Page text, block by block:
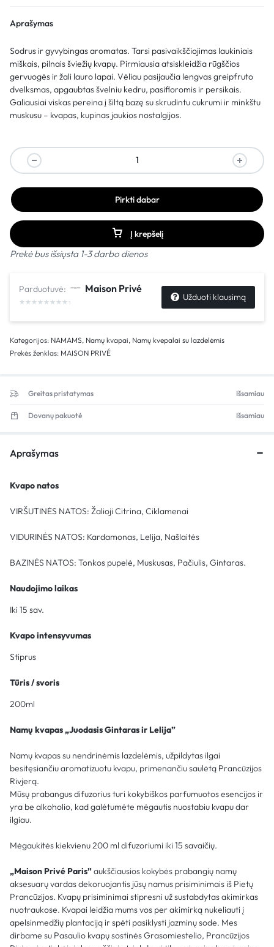
Aprašymas
Sodrus ir gyvybingas aromatas. Tarsi pasivaikščiojimas laukiniais
miškais, pilnais šviežių kvapų. Pirmiausia atsiskleidžia rūgščios
gervuogės ir žali lauro lapai. Vėliau pasijaučia lengvas greipfruto
dvelksmas, apgaubtas švelniu kedru, pasifloromis ir persikais.
Galiausiai viskas pereina į šiltą bazę su skrudintu cukrumi ir minkštu
muskusu – kvapas, kupinas jaukios nostalgijos.
Į krepšelį
Pirkti dabar
Prekė bus išsiųsta 1-3 darbo dienos
Parduotuvė: Maison Privé
Užduoti klausimą
Kategorijos: NAMAMS, Namų kvapai, Namų kvepalai su lazdelėmis
Prekės ženklas: MAISON PRIVÉ
Greitas pristatymas Išsamiau
Dovanų pakuotė Išsamiau
Aprašymas
Kvapo natos
VIRŠUTINĖS NATOS: Žalioji Citrina, Ciklamenai
VIDURINĖS NATOS: Kardamonas, Lelija, Našlaitės
BAZINĖS NATOS: Tonkos pupelė, Muskusas, Pačiulis, Gintaras.
Naudojimo laikas
Iki 15 sav.
Kvapo intensyvumas
Stiprus
Tūris / svoris
200ml
Namų kvapas „Juodasis Gintaras ir Lelija”
Namų kvapas su nendrinėmis lazdelėmis, užpildytas ilgai
besitęsiančiu aromatizuotu kvapu, primenančiu saulėtą Prancūzijos
Rivjerą.
Mūsų prabangus difuzorius turi kokybiškos parfumuotos esencijos ir
yra be alkoholio, kad galėtumėte mėgautis nuostabiu kvapu dar
ilgiau.
Mėgaukitės kiekvienu 200 ml difuzoriumi iki 15 savaičių.
„Maison Privé Paris”aukščiausios kokybės prabangių namų
aksesuarų vardas dekoruojantis jūsų namus prisiminimais iš Pietų
Prancūzijos. Kvapų prisiminimai stipresni už sustabdytas akimirkas
nuotraukose. Kvapai leidžia mums vos per akimirką nukeliauti į
apelsinmedžių plantaciją ir spėti pasiklysti jazminų sode. Mes
dirbame su Pasaulio kvapų sostinės Grasomiestelio, Prancūzijos